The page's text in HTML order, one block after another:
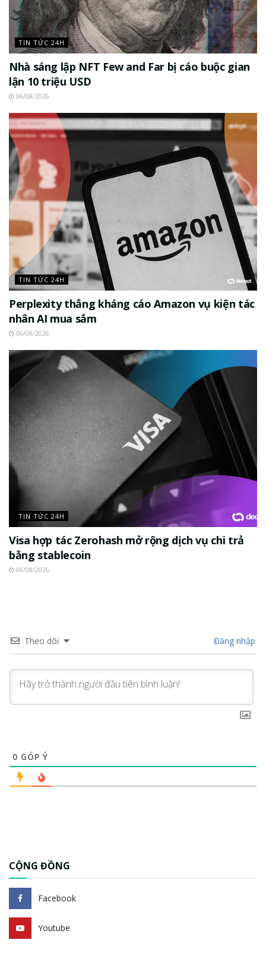
TIN TỨC 24H
Nhà sáng lập NFT Few and Far bị cáo buộc gian
lận 10 triệu USD
06/08/2026
TIN TỨC 24H
Perplexity thắng kháng cáo Amazon vụ kiện tác
nhân AI mua sắm
06/08/2026
TIN TỨC 24H
Visa hợp tác Zerohash mở rộng dịch vụ chi trả
bằng stablecoin
06/08/2026
Theo dõi Đăng nhập
0 GÓP Ý
CỘNG ĐỒNG
Facebook
Youtube